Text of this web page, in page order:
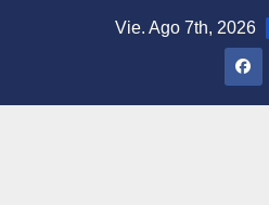
Vie. Ago 7th, 2026